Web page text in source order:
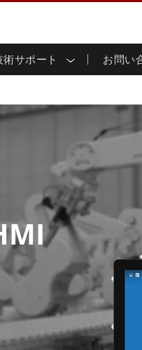
術サポート お問い
ルPCおよびHMI
ッチ)
(P-CAPタッチ)
(抵抗膜方式)
リーズ
ズ / IP67設計
ネルPC
ルPC
グレード
牢タブレット
ルPC
ィスプレイ
、化学、ATEX
産業
ビスキオスク
電ステーション
リティ
サービスセンター
更のお知らせ
展示会